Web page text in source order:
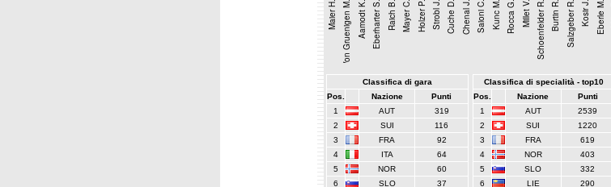
Classifica di gara
Pos.
Nazione
Punti
1
AUT
319
2
SUI
116
3
FRA
92
4
ITA
64
5
NOR
60
6
SLO 37
Classifica di specialità - top10
Pos.
Nazione
Punti
1
AUT
2539
2
SUI
1220
3
FRA
619
4
NOR
403
5
SLO
332
6
LIE 290